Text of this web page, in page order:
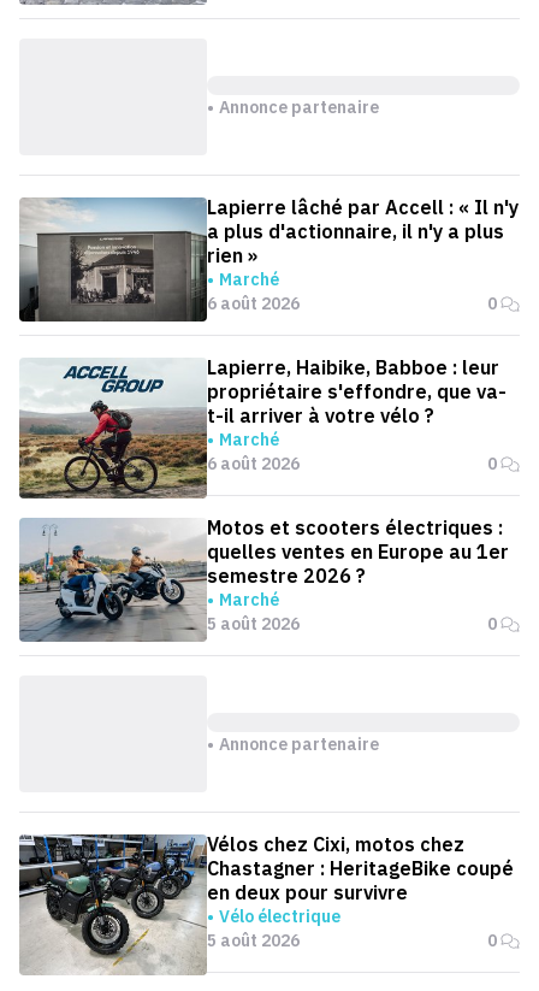
Annonce partenaire
Lapierre lâché par Accell : « Il n'y
a plus d'actionnaire, il n'y a plus
rien »
Marché
6 août 2026
0
Lapierre, Haibike, Babboe : leur
propriétaire s'effondre, que va-
t-il arriver à votre vélo ?
Marché
6 août 2026
0
Motos et scooters électriques :
quelles ventes en Europe au 1er
semestre 2026 ?
Marché
5 août 2026
0
Annonce partenaire
Vélos chez Cixi, motos chez
Chastagner : HeritageBike coupé
en deux pour survivre
Vélo électrique
5 août 2026
0